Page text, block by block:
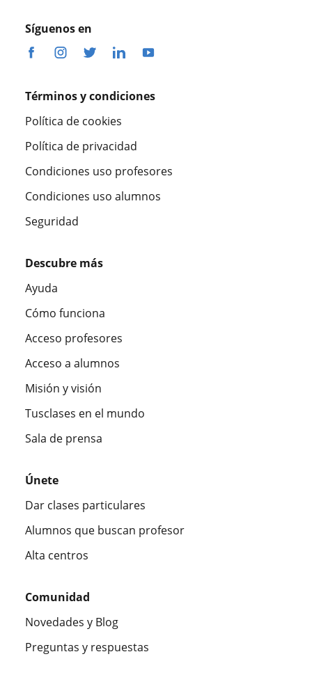
Síguenos en
Términos y condiciones
Política de cookies
Política de privacidad
Condiciones uso profesores
Condiciones uso alumnos
Seguridad
Descubre más
Ayuda
Cómo funciona
Acceso profesores
Acceso a alumnos
Misión y visión
Tusclases en el mundo
Sala de prensa
Únete
Dar clases particulares
Alumnos que buscan profesor
Alta centros
Comunidad
Novedades y Blog
Preguntas y respuestas